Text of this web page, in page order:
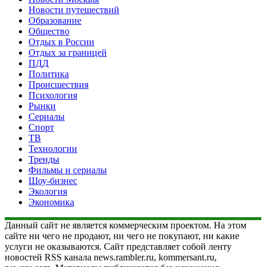
Новости путешествий
Образование
Общество
Отдых в России
Отдых за границей
ПДД
Политика
Происшествия
Психология
Рынки
Сериалы
Спорт
ТВ
Технологии
Тренды
Фильмы и сериалы
Шоу-бизнес
Экология
Экономика
Данный сайт не является коммерческим проектом. На этом
сайте ни чего не продают, ни чего не покупают, ни какие
услуги не оказываются. Сайт представляет собой ленту
новостей RSS канала news.rambler.ru, kommersant.ru,